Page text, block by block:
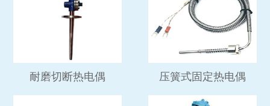
耐磨切断热电偶 压簧式固定热电偶